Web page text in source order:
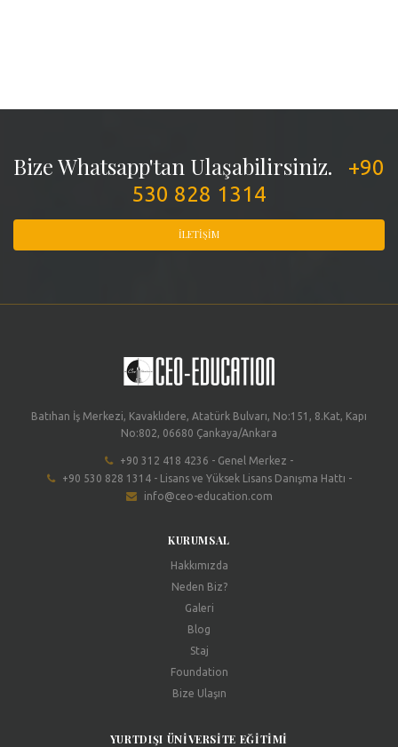
Bize Whatsapp'tan Ulaşabilirsiniz.
+90
530 828 1314
İLETIŞIM
Batıhan İş Merkezi, Kavaklıdere, Atatürk Bulvarı, No:151, 8.Kat, Kapı
No:802, 06680 Çankaya/Ankara
+90 312 418 4236 - Genel Merkez -
+90 530 828 1314 - Lisans ve Yüksek Lisans Danışma Hattı -
info@ceo-education.com
KURUMSAL
Hakkımızda
Neden Biz?
Galeri
Blog
Staj
Foundation
Bize Ulaşın
YURTDIŞI ÜNIVERSITE EĞITIMI